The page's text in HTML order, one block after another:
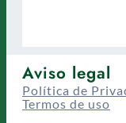
Aviso legal
Política de
Termos de uso